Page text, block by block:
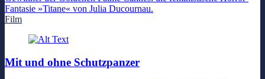
Fantasie »Titane« von Julia Ducournau.
Film
Mit und ohne Schutzpanzer